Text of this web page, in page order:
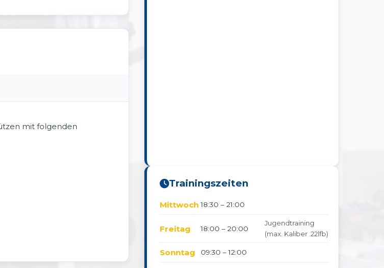
mit folgenden
Trainingszeiten
Mittwoch 18:30 – 21:00
Freitag 18:00 – 20:00
Jugendtraining
(max. Kaliber .22lfb)
Sonntag 09:30 – 12:00